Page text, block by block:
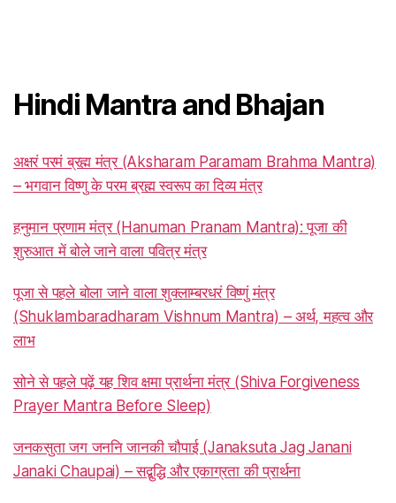
Hindi Mantra and Bhajan
अक्षरं परमं ब्रह्म मंत्र (Aksharam Paramam Brahma Mantra)
– भगवान विष्णु के परम ब्रह्म स्वरूप का दिव्य मंत्र
हनुमान प्रणाम मंत्र (Hanuman Pranam Mantra): पूजा की
शुरुआत में बोले जाने वाला पवित्र मंत्र
पूजा से पहले बोला जाने वाला शुक्लाम्बरधरं विष्णुं मंत्र
(Shuklambaradharam Vishnum Mantra) – अर्थ, महत्व और
लाभ
सोने से पहले पढ़ें यह शिव क्षमा प्रार्थना मंत्र (Shiva Forgiveness
Prayer Mantra Before Sleep)
जनकसुता जग जननि जानकी चौपाई (Janaksuta Jag Janani
Janaki Chaupai) – सद्बुद्धि और एकाग्रता की प्रार्थना